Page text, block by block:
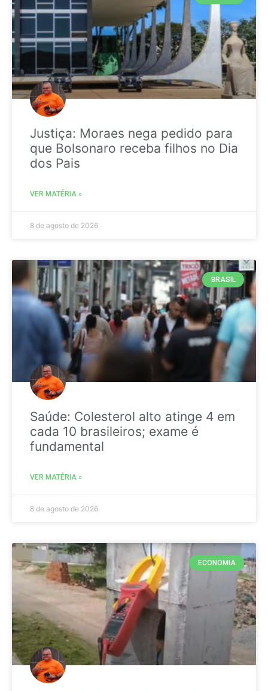
Justiça: Moraes nega pedido para
que Bolsonaro receba filhos no Dia
dos Pais
VER MATÉRIA »
8 de agosto de 2026
BRASIL
Saúde: Colesterol alto atinge 4 em
cada 10 brasileiros; exame é
fundamental
VER MATÉRIA »
8 de agosto de 2026
ECONOMIA